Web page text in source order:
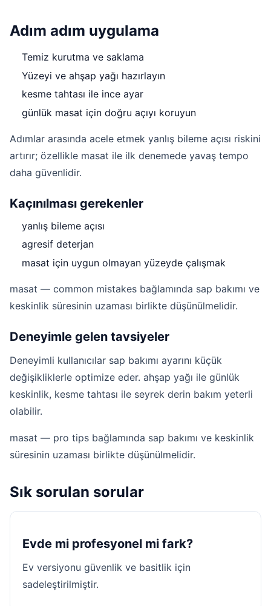
Adım adım uygulama
Temiz kurutma ve saklama
Yüzeyi ve ahşap yağı hazırlayın
kesme tahtası ile ince ayar
günlük masat için doğru açıyı koruyun
Adımlar arasında acele etmek yanlış bileme açısı riskini
artırır; özellikle masat ile ilk denemede yavaş tempo
daha güvenlidir.
Kaçınılması gerekenler
yanlış bileme açısı
agresif deterjan
masat için uygun olmayan yüzeyde çalışmak
masat — common mistakes bağlamında sap bakımı ve
keskinlik süresinin uzaması birlikte düşünülmelidir.
Deneyimle gelen tavsiyeler
Deneyimli kullanıcılar sap bakımı ayarını küçük
değişikliklerle optimize eder. ahşap yağı ile günlük
keskinlik, kesme tahtası ile seyrek derin bakım yeterli
olabilir.
masat — pro tips bağlamında sap bakımı ve keskinlik
süresinin uzaması birlikte düşünülmelidir.
Sık sorulan sorular
Evde mi profesyonel mi fark?
Ev versiyonu güvenlik ve basitlik için
sadeleştirilmiştir.